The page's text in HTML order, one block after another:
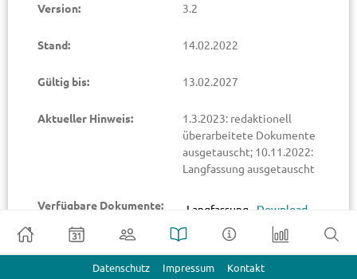
Version: 3.2
Stand: 14.02.2022
Gültig bis: 13.02.2027
Aktueller Hinweis:
1.3.2023: redaktionell
überarbeitete Dokumente
ausgetauscht; 10.11.2022:
Langfassung ausgetauscht
Verfügbare Dokumente:
Langfassung
der Leitlinie
Schädel-
Download
Datenschutz Impressum Kontakt